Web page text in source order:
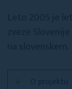
O projektu